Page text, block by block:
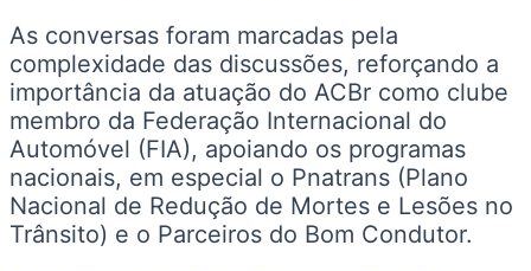
As conversas foram marcadas pela
complexidade das discussões, reforçando a
importância da atuação do ACBr como clube
membro da Federação Internacional do
Automóvel (FIA), apoiando os programas
nacionais, em especial o Pnatrans (Plano
Nacional de Redução de Mortes e Lesões no
Trânsito) e o Parceiros do Bom Condutor.